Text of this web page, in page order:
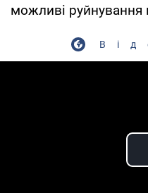
можливі руйнування